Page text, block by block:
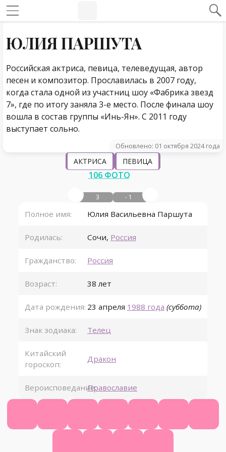
ЮЛИЯ ПАРШУТА
Российская актриса, певица, телеведущая, автор
песен и композитор. Прославилась в 2007 году,
когда стала одной из участниц шоу «Фабрика звезд
7», где по итогу заняла 3-е место. После финала шоу
вошла в состав группы «Инь-Ян». С 2011 году
выступает сольно.
Обновлено: 01 октября 2024 года
АКТРИСА ПЕВИЦА
106 ФОТО
3 - 1
Полное имя: Юлия Васильевна Паршута
Родилась: Сочи, Россия
Гражданство: Россия
Возраст: 38 лет
Дата рождения: 23 апреля 1988 года (суббота)
Знак зодиака: Телец
Китайский
гороскоп:
Дракон
Вероисповедание:Православие